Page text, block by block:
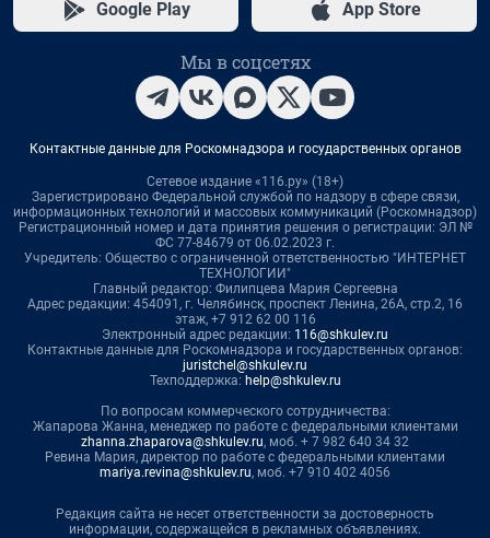
Google Play App Store
Мы в соцсетях
Контактные данные для Роскомнадзора и государственных органов
Сетевое издание «116.ру» (18+)
Зарегистрировано Федеральной службой по надзору в сфере связи,
информационных технологий и массовых коммуникаций (Роскомнадзор)
Регистрационный номер и дата принятия решения о регистрации: ЭЛ №
ФС 77-84679 от 06.02.2023 г.
Учредитель: Общество с ограниченной ответственностью "ИНТЕРНЕТ
ТЕХНОЛОГИИ"
Главный редактор: Филипцева Мария Сергеевна
Адрес редакции: 454091, г. Челябинск, проспект Ленина, 26А, стр.2, 16
этаж, +7 912 62 00 116
Электронный адрес редакции: 116@shkulev.ru
Контактные данные для Роскомнадзора и государственных органов:
juristchel@shkulev.ru
Техподдержка: help@shkulev.ru
По вопросам коммерческого сотрудничества:
Жапарова Жанна, менеджер по работе с федеральными клиентами
zhanna.zhaparova@shkulev.ru, моб. + 7 982 640 34 32
Ревина Мария, директор по работе с федеральными клиентами
mariya.revina@shkulev.ru, моб. +7 910 402 4056
Редакция сайта не несет ответственности за достоверность
информации, содержащейся в рекламных объявлениях.